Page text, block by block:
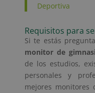
Deportiva
Requisitos para
Si te estás
monitor de
de los estudios,
personales y
mejores monitores